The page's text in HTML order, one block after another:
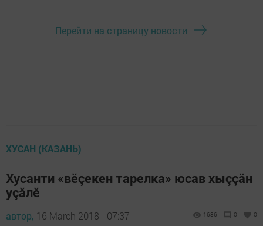
Перейти на страницу новости
ХУСАН (КАЗАНЬ)
Хусанти «вӗçекен тарелка» юсав хыççăн
уçăлӗ
автор, 16 March 2018 - 07:37 1686 0 0